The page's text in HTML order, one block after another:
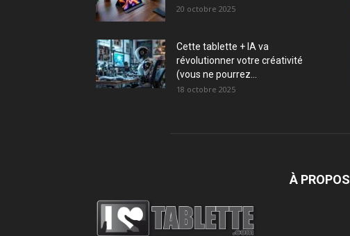
20 octobre 2025
Cette tablette + IA va
révolutionner votre créativité
(vous ne pourrez...
18 octobre 2025
À PROPOS